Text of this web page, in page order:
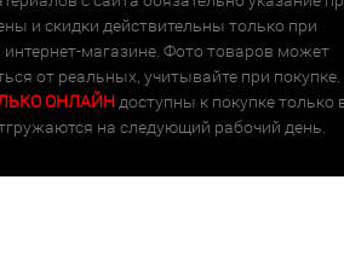
и скидки действительны только при
магазине. Фото товаров может
от реальных, учитывайте при покупке.
ОНЛАЙН доступны к покупке только
на следующий рабочий день.